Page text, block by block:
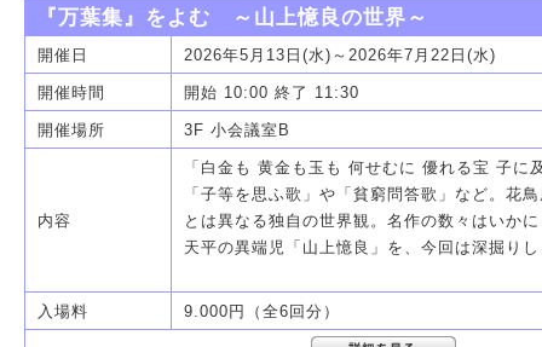
『万葉集』をよむ ～山上憶良の世界～
開催日 2026年5月13日(水)～2026年7月22日(水)
開催時間 開始 10:00 終了 11:30
開催場所 3F 小会議室B
内容
「白金も 黄金も玉も 何せむに 優れる宝 子
「子等を思ふ歌」や「貧窮問答歌」など。花
とは異なる独自の世界観。名作の数々はいか
天平の異端児「山上憶良」を、今回は深掘り
入場料 9.000円（全6回分）